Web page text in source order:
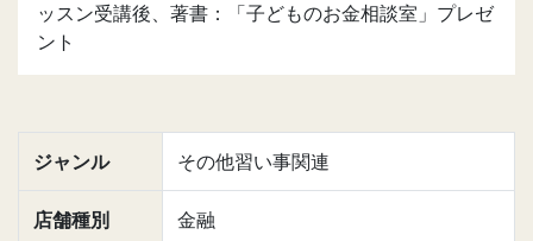
ッスン受講後、著書：「子どものお金相談室」プレゼ
ント
ジャンル その他習い事関連
店舗種別 金融